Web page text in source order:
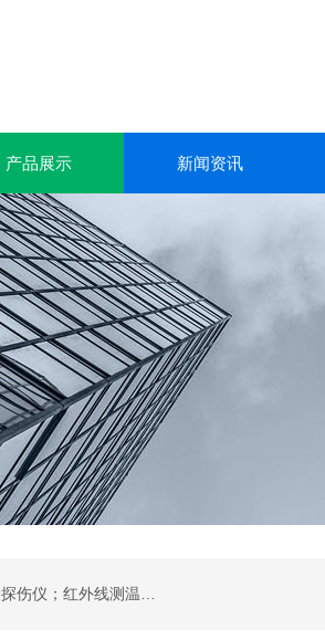
产品展示 新闻资讯